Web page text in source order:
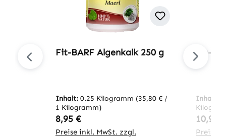
Fit-BARF Algenkalk 250 g
Inhalt: 0.25 Kilogramm (35,80 € /
1 Kilogramm)
Regulärer Preis:
8,95 €
Preise inkl. MwSt. zzgl.
Fit-
Inhalt:
10,95 €
Preise